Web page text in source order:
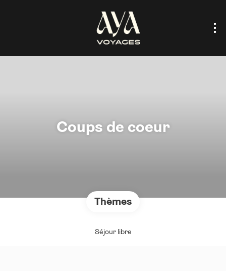
Coups de coeur
Thèmes
Séjour libre